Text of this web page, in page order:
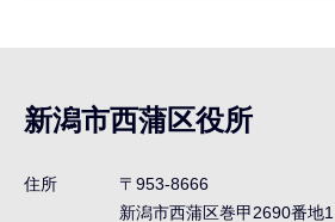
ナ
ビ
ゲ
新潟市西蒲区役所
住所
〒953-8666
新潟市西蒲区巻甲2690番地1